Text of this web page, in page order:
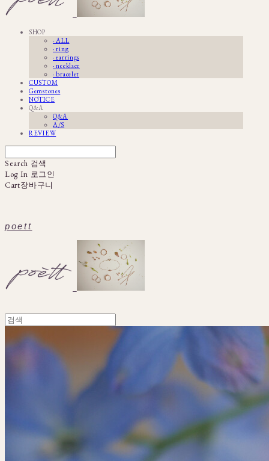
SHOP
· ALL
· ring
· earrings
· necklace
· bracelet
CUSTOM
Gemstones
NOTICE
Q&A
Q&A
A/S
REVIEW
Search 검색
Log In 로그인
Cart장바구니
poett